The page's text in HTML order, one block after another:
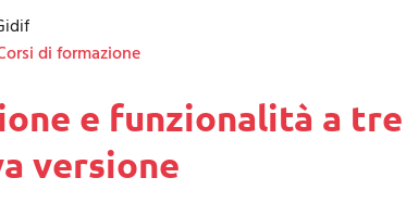
di formazione
e funzionalità a
versione